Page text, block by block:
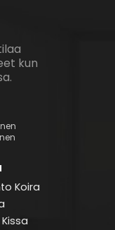
kun
Koira
Kissa